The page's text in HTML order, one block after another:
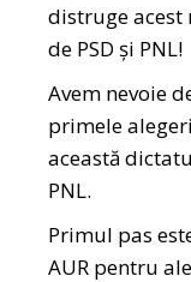
distruge
de PSD și PNL!
Avem nevoie
primele
această
PNL.
Primul pas
AUR pentru